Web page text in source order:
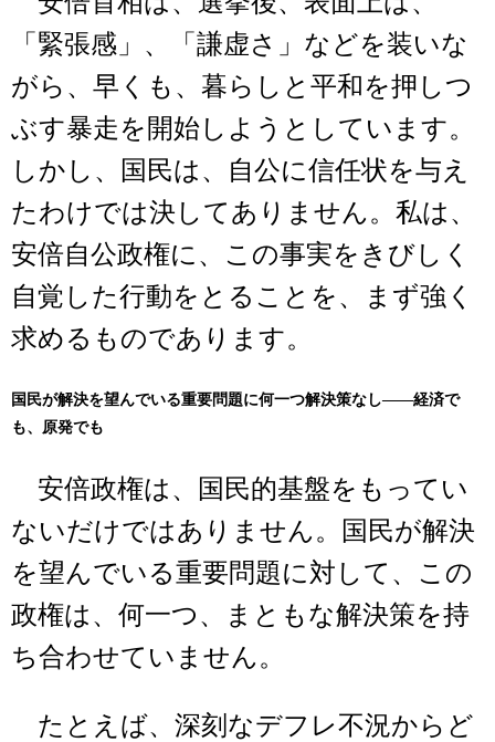
「緊張感」、「謙虚さ」などを装いな
がら、早くも、暮らしと平和を押しつ
ぶす暴走を開始しようとしています。
しかし、国民は、自公に信任状を与え
たわけでは決してありません。私は、
安倍自公政権に、この事実をきびしく
自覚した行動をとることを、まず強く
求めるものであります。
国民が解決を望んでいる重要問題に何一つ解決策なし――経済で
も、原発でも
安倍政権は、国民的基盤をもってい
ないだけではありません。国民が解決
を望んでいる重要問題に対して、この
政権は、何一つ、まともな解決策を持
ち合わせていません。
たとえば、深刻なデフレ不況からど